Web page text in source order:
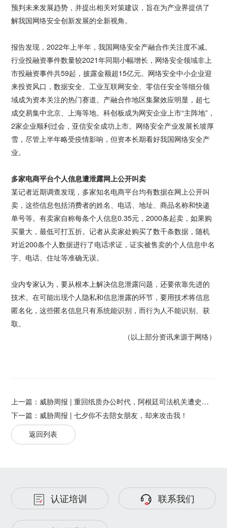
预判未来发展趋势，并提出相关对策建议，旨在为产业界提供了
解我国网络安全创新发展的全新视角。
报告发现，2022年上半年，我国网络安全产融合作关注度不减。
行业投融资事件数量较2021年同期小幅增长，网络安全领域非上
市投融资事件共59起，披露金额超15亿元。网络安全中小企业迎
来投资风口，数据安全、工业互联网安全、零信任安全等细分领
域成为资本关注的热门赛道。产融合作地区集聚效应明显，超七
成交易集中北京、上海等地。科创板成为网安企业上市“主阵地”，
2家企业顺利过会，亚信安全成功上市。网络安全产业发展长坡厚
雪，尽管上半年略受疫情影响，但资本长期看好我国网络安全产
业。
多家电商平台个人信息遭泄露网上公开叫卖
某记者近期调查发现，多家知名电商平台均有数据在网上公开叫
卖，这些信息包括消费者的姓名、电话、地址、商品名称和快递
单号等。有卖家自称每条个人信息0.35元，2000条起卖，如果购
买量大，最低可打五折。记者从卖家处购买了数千条数据，随机
对近200条个人数据进行了电话求证，证实被售卖的个人信息中名
字、电话、住址等准确无误。
业内专家认为，要从根本上解决信息泄露问题，还要依靠先进的
技术。在可能出现个人隐私和信息泄露的环节，要用技术将信息
匿名化，这些匿名信息只有系统能识别，而行为人不能识别、获
取。
（以上部分资讯来源于网络）
上一篇： 威胁周报 | 重回纸质办公时代，阿根廷司法机关遭史诗级勒索攻击
下一篇： 威胁周报 | 七夕你不去陪女朋友，却来攻击我！
返回列表
认证培训 联系我们